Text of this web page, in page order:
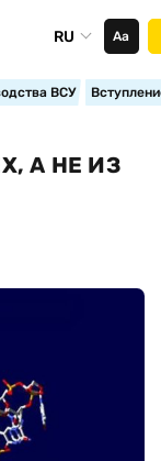
RU Аа
ВСУ
А НЕ ИЗ